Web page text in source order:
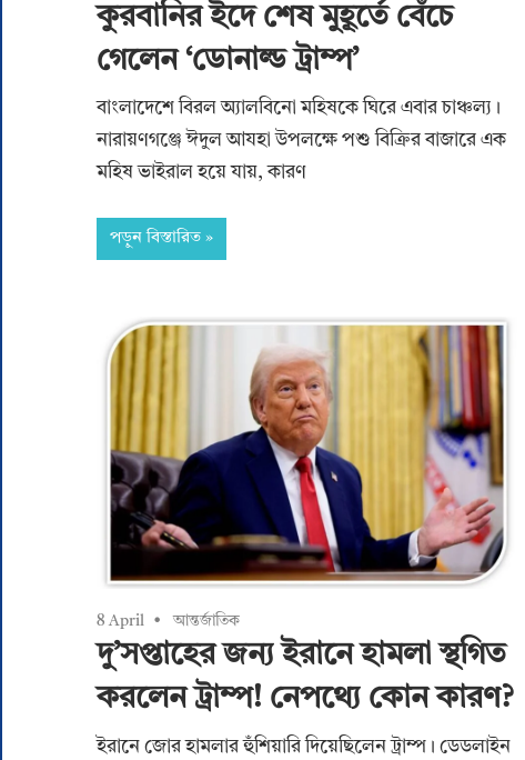
কুরবানির ইদে শেষ মুহূর্তে বেঁচে
গেলেন ‘ডোনাল্ড ট্রাম্প’
বাংলাদেশে বিরল অ্যালবিনো মহিষকে ঘিরে এবার চাঞ্চল্য।
নারায়ণগঞ্জে ঈদুল আযহা উপলক্ষে পশু বিক্রির বাজারে এক
মহিষ ভাইরাল হয়ে যায়, কারণ
পড়ুন বিস্তারিত
8 April আন্তর্জাতিক
দু’সপ্তাহের জন্য ইরানে হামলা স্থগিত
করলেন ট্রাম্প! নেপথ্যে কোন কারণ?
ইরানে জোর হামলার হুঁশিয়ারি দিয়েছিলেন ট্রাম্প। ডেডলাইন